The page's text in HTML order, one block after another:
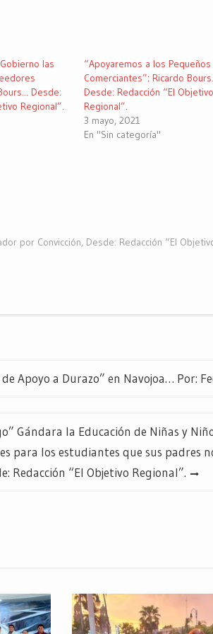
las
Desde:
Regional”.
“Apoyaremos a los Pequeños
Comerciantes”: Ricardo
Desde: Redacción “El Objetivo
Regional”.
3 mayo, 2021
En "Sin categoría"
por Convicción, Desde: Redacción “El
Apoyo a Durazo” en Navojoa… Por:
Gándara la Educación de Niñas y
para los estudiantes que sus padres
Redacción “El Objetivo Regional”.